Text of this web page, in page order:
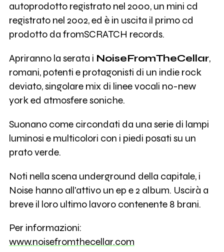
autoprodotto registrato nel 2000, un mini cd
registrato nel 2002, ed è in uscita il primo cd
prodotto da fromSCRATCH records.
Apriranno la serata i NoiseFromTheCellar,
romani, potenti e protagonisti di un indie rock
deviato, singolare mix di linee vocali no-new
york ed atmosfere soniche.
Suonano come circondati da una serie di lampi
luminosi e multicolori con i piedi posati su un
prato verde.
Noti nella scena underground della capitale, i
Noise hanno all'attivo un ep e 2 album. Uscirà a
breve il loro ultimo lavoro contenente 8 brani.
Per informazioni:
www.noisefromthecellar.com